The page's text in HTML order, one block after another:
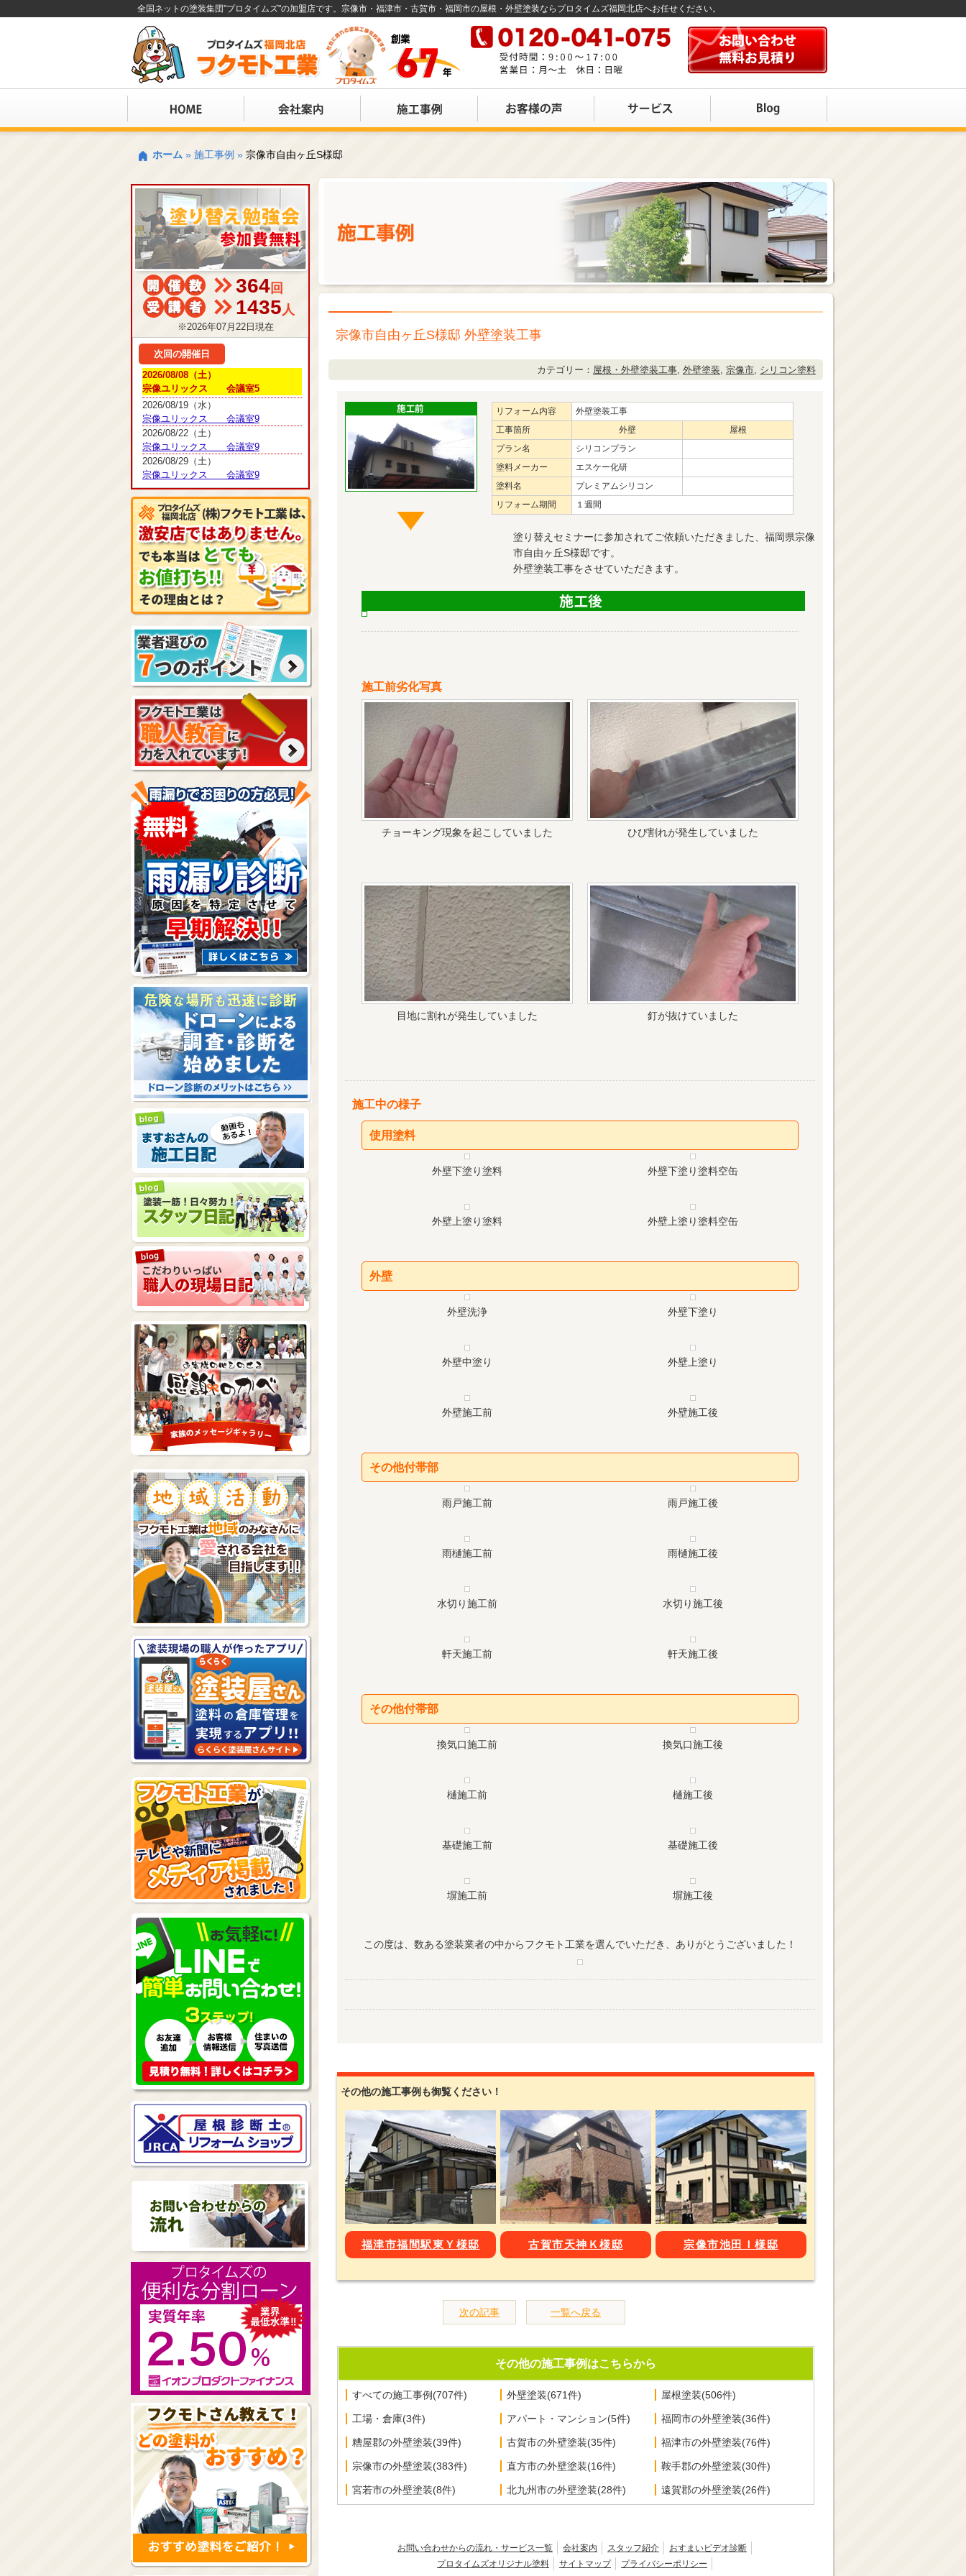
全国ネットの塗装集団"プロタイムズ"の加盟店です。宗像市・福津市・古賀市・福岡市の屋根・外壁塗装ならプロタイムズ福岡北店へお任せください。
ホーム » 施工事例 » 宗像市自由ヶ丘S様邸
宗像市自由ヶ丘S様邸 外壁塗装工事
カテゴリー： 屋根・外壁塗装工事, 外壁塗装, 宗像市, シリコン塗料
リフォーム内容
外壁塗装工事
工事箇所
外壁
屋根
プラン名
シリコンプラン
塗料メーカー
エスケー化研
塗料名
プレミアムシリコン
リフォーム期間
１週間
塗り替えセミナーに参加されてご依頼いただきました、福岡県宗像
市自由ヶ丘S様邸です。
外壁塗装工事をさせていただきます。
施工前劣化写真
チョーキング現象を起こしていました ひび割れが発生していました
目地に割れが発生していました 釘が抜けていました
施工中の様子
使用塗料
外壁下塗り塗料 外壁下塗り塗料空缶
外壁上塗り塗料 外壁上塗り塗料空缶
外壁
外壁洗浄 外壁下塗り
外壁中塗り 外壁上塗り
外壁施工前 外壁施工後
その他付帯部
雨戸施工前 雨戸施工後
雨樋施工前 雨樋施工後
水切り施工前 水切り施工後
軒天施工前 軒天施工後
その他付帯部
換気口施工前 換気口施工後
樋施工前 樋施工後
基礎施工前 基礎施工後
塀施工前 塀施工後
この度は、数ある塗装業者の中からフクモト工業を選んでいただき、ありがとうございました！
その他の施工事例も御覧ください！
福津市福間駅東Ｙ様邸 古賀市天神Ｋ様邸 宗像市池田Ｉ様邸
前の記事
次の記事 一覧へ戻る
その他の施工事例はこちらから
すべての施工事例(707件) 外壁塗装(671件) 屋根塗装(506件)
工場・倉庫(3件) アパート・マンション(5件) 福岡市の外壁塗装(36件)
糟屋郡の外壁塗装(39件) 古賀市の外壁塗装(35件) 福津市の外壁塗装(76件)
宗像市の外壁塗装(383件) 直方市の外壁塗装(16件) 鞍手郡の外壁塗装(30件)
宮若市の外壁塗装(8件) 北九州市の外壁塗装(28件) 遠賀郡の外壁塗装(26件)
お問い合わせからの流れ・サービス一覧 会社案内 スタッフ紹介
おすまいビデオ診断
プロタイムズオリジナル塗料
サイトマップ プライバシーポリシー
364回
1435人
※2026年07月22日現在
次回の開催日
2026/08/08（土）
宗像ユリックス 会議室5
2026/08/19（水）
宗像ユリックス 会議室9
2026/08/22（土）
宗像ユリックス 会議室9
2026/08/29（土）
宗像ユリックス 会議室9